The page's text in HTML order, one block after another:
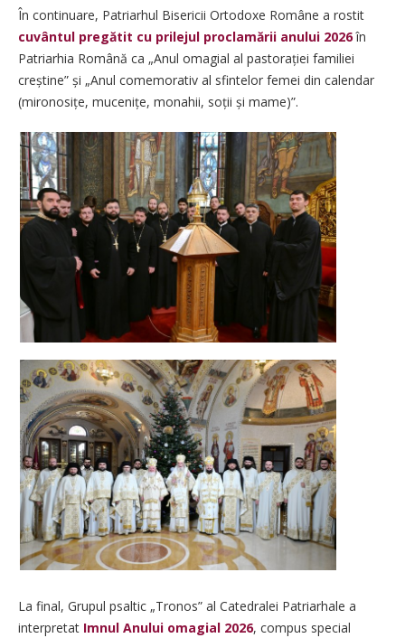
În continuare, Patriarhul Bisericii Ortodoxe Române a rostit
cuvântul pregătit cu prilejul proclamării anului 2026în
Patriarhia Română ca „Anul omagial al pas­to­rației familiei
creștine” și „Anul comemorativ al sfintelor femei din calendar
(miro­no­sițe, mucenițe, monahii, soții și mame)”.
La final, Grupul psaltic „Tronos” al Catedralei Patriarhale a
interpretat Imnul Anului omagial 2026, compus special